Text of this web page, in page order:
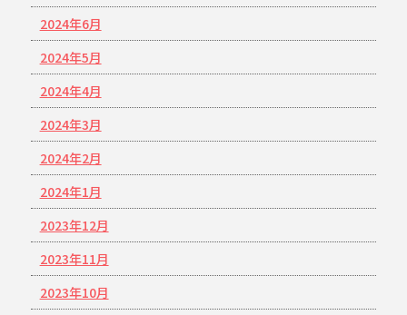
2024年6月
2024年5月
2024年4月
2024年3月
2024年2月
2024年1月
2023年12月
2023年11月
2023年10月